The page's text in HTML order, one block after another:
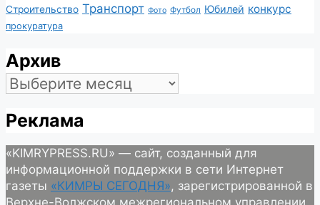
Строительство Транспорт Фото Футбол Юбилей конкурс
прокуратура
Архив
Архив
Реклама
«KIMRYPRESS.RU» — сайт, созданный для
информационной поддержки в сети Интернет
газеты «КИМРЫ СЕГОДНЯ», зарегистрированной в